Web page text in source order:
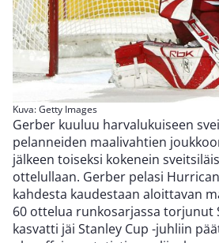
Kuva: Getty Images
Gerber kuuluu harvalukuiseen
pelanneiden maalivahtien
jälkeen toiseksi kokenein
ottelullaan. Gerber pelasi
kahdesta kaudestaan aloittavan
60 ottelua runkosarjassa torjunut
kasvatti jäi Stanley Cup -juhliin